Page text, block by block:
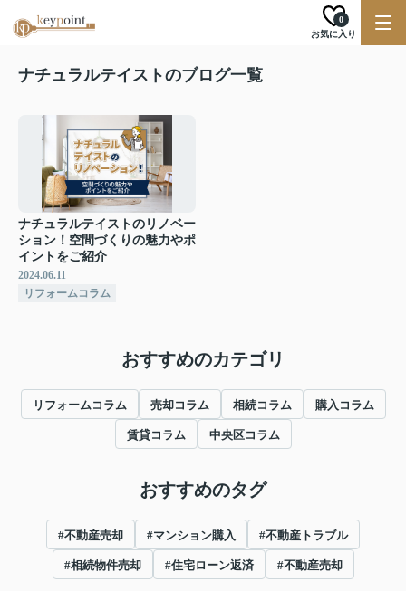
お気に入り
0
ナチュラルテイストのブログ一覧
ナチュラルテイストのリノベー
ション！空間づくりの魅力やポ
イントをご紹介
2024.06.11
リフォームコラム
おすすめのカテゴリ
リフォームコラム 売却コラム 相続コラム 購入コラム
賃貸コラム 中央区コラム
おすすめのタグ
#不動産売却 #マンション購入 #不動産トラブル
#相続物件売却 #住宅ローン返済 #不動産売却